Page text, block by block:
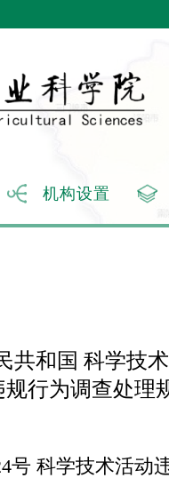
机构设置
共和国 科学技
规行为调查处理
号 科学技术活动